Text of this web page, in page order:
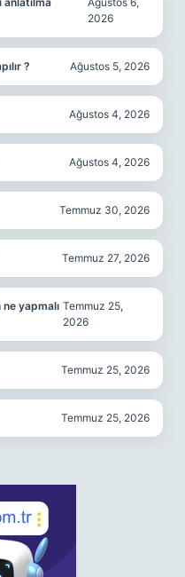
2026
? Ağustos 5, 2026
Ağustos 4, 2026
Ağustos 4, 2026
Temmuz 30, 2026
Temmuz 27, 2026
yapmalı Temmuz 25,
2026
Temmuz 25, 2026
Temmuz 25, 2026